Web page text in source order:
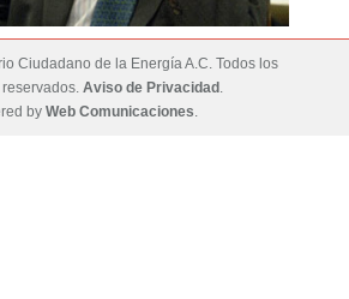
Ciudadano de la Energía A.C. Todos los
Aviso de Privacidad .
by Web Comunicaciones.